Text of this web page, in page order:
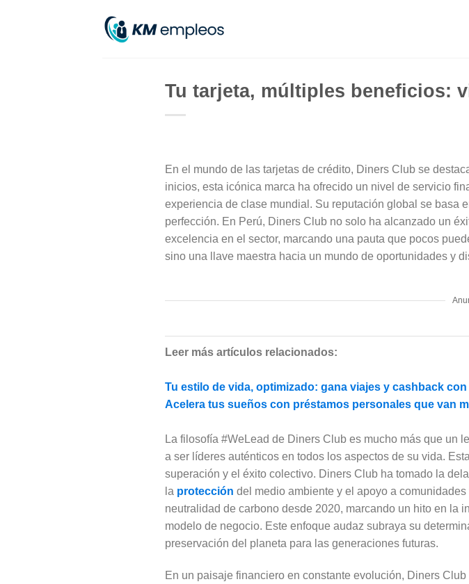
Tu tarjeta, múltiples beneficios:
En el mundo de las tarjetas de crédito, Diners Club se
inicios, esta icónica marca ha ofrecido un nivel de servicio
experiencia de clase mundial. Su reputación global se basa
perfección. En Perú, Diners Club no solo ha alcanzado un
excelencia en el sector, marcando una pauta que pocos
sino una llave maestra hacia un mundo de oportunidades y
Leer más artículos relacionados:
Tu estilo de vida, optimizado: gana viajes y cashback
Acelera tus sueños con préstamos personales que van
La filosofía #WeLead de Diners Club es mucho más que un
a ser líderes auténticos en todos los aspectos de su vida.
superación y el éxito colectivo. Diners Club ha tomado la
la protección del medio ambiente y el apoyo a
neutralidad de carbono desde 2020, marcando un hito en la
modelo de negocio. Este enfoque audaz subraya su
preservación del planeta para las generaciones futuras.
En un paisaje financiero en constante evolución, Diners